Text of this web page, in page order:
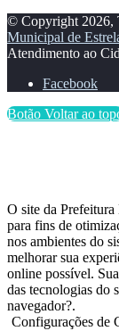
© Copyright 2026,
Municipal de
Atendimento ao
Facebook
Botão Voltar ao
O site da
para fins de
nos ambientes do
melhorar sua
online possível.
das tecnologias do
navegador?.
Configurações de